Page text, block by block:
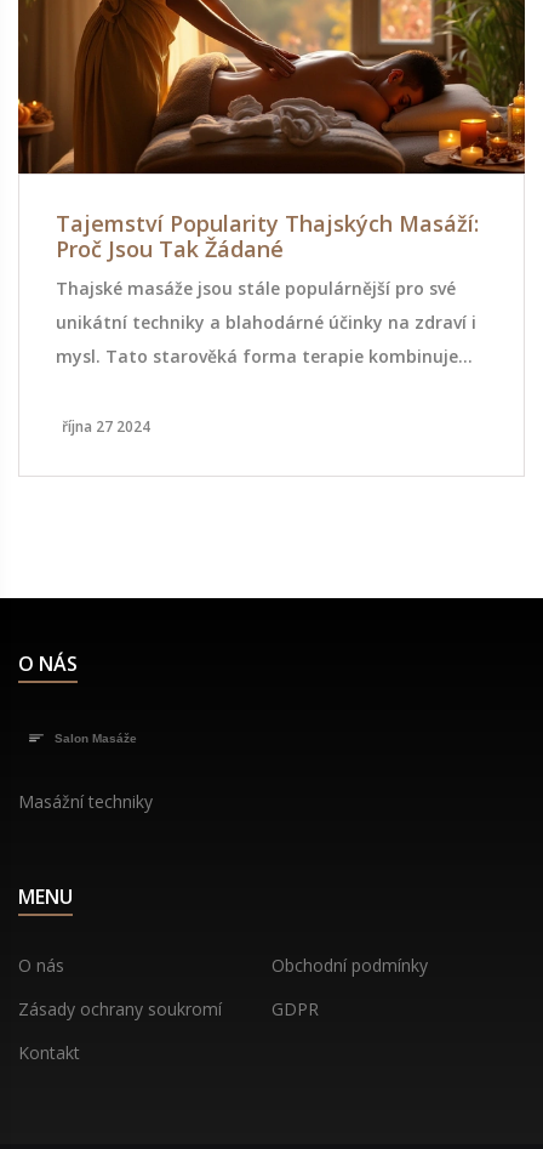
Tajemství Popularity Thajských Masáží:
Proč Jsou Tak Žádané
Thajské masáže jsou stále populárnější pro své
unikátní techniky a blahodárné účinky na zdraví i
mysl. Tato starověká forma terapie kombinuje
kompletní relaxaci a regeneraci. Zjistěte, proč lidé
října 27 2024
O NÁS
Masážní techniky
MENU
O nás
Obchodní podmínky
Zásady ochrany soukromí
GDPR
Kontakt